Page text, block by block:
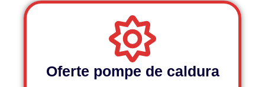
Oferte pompe de caldura